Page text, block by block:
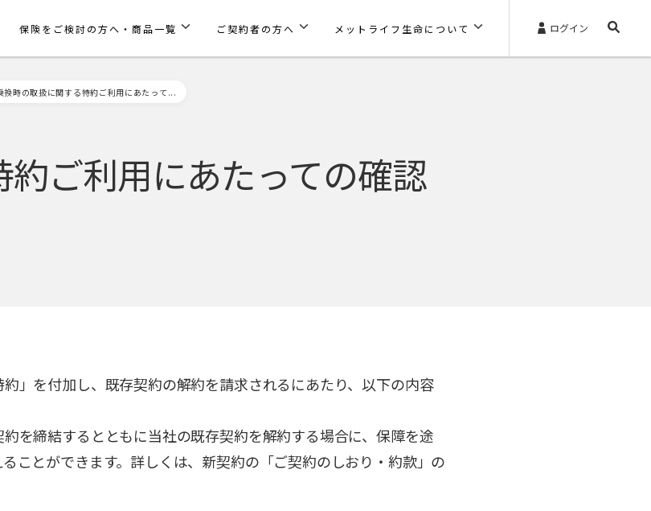
保険をご検討の方へ・商品一覧 ご契約者の方へ メットライフ生命について ログイン
換時の取扱に関する特約ご利用にあたって...
ご利用にあたっての確認
」を付加し、既存契約の解約を請求されるにあたり、以下の内容
を締結するとともに当社の既存契約を解約する場合に、保障を途
ことができます。詳しくは、新契約の「ご契約のしおり・約款」の